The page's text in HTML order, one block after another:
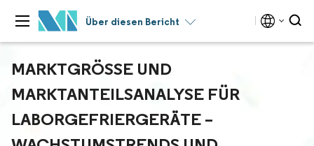
Über diesen Bericht
MARKTGRÖSSE UND M
ARKTANTEILSANALYSE FÜR L
ABORGEFRIERGERÄTE – W